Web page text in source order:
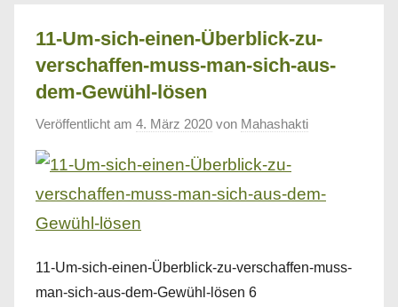
11-Um-sich-einen-Überblick-zu-
verschaffen-muss-man-sich-aus-
dem-Gewühl-lösen
Veröffentlicht am 4. März 2020 von Mahashakti
11-Um-sich-einen-Überblick-zu-verschaffen-muss-
man-sich-aus-dem-Gewühl-lösen 6